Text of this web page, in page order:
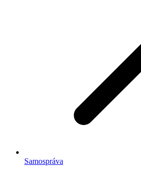
Samospráva